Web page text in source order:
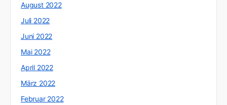
August 2022
Juli 2022
Juni 2022
Mai 2022
April 2022
März 2022
Februar 2022